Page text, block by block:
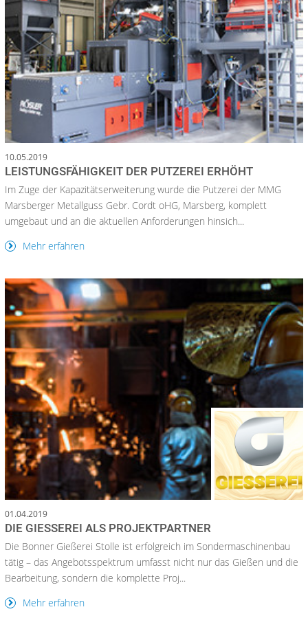
10.05.2019
LEISTUNGSFÄHIGKEIT DER PUTZEREI ERHÖHT
Im Zuge der Kapazitätserweiterung wurde die Putzerei der MMG
Marsberger Metallguss Gebr. Cordt oHG, Marsberg, komplett
umgebaut und an die aktuellen Anforderungen hinsich...
Mehr erfahren
01.04.2019
DIE GIESSEREI ALS PROJEKTPARTNER
Die Bonner Gießerei Stolle ist erfolgreich im Sondermaschinenbau
tätig – das Angebotsspektrum umfasst nicht nur das Gießen und die
Bearbeitung, sondern die komplette Proj...
Mehr erfahren